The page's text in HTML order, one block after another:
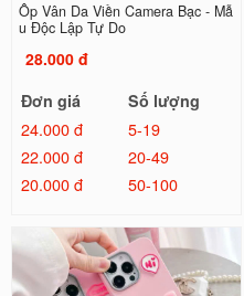
Ốp Vân Da Viền Camera Bạc - Mẫ
u Độc Lập Tự Do
28.000 đ
Đơn giá
Số lượng
24.000 đ
5-19
22.000 đ
20-49
20.000 đ
50-100